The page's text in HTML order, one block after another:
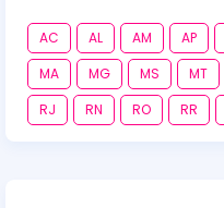
AC AL AM AP
MA
MG MS MT
RJ
RN RO RR